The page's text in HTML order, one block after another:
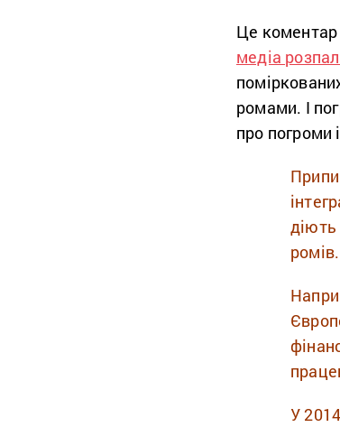
Це коментар
медіа
ромами. І
про погроми
діють
ромів.
У